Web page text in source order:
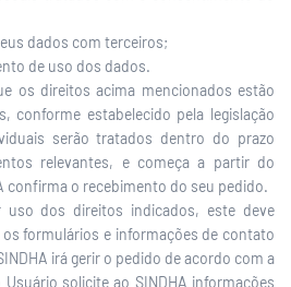
dados com terceiros;
de uso dos dados.
os direitos acima mencionados estão
conforme estabelecido pela legislação
serão tratados dentro do prazo
relevantes, e começa a partir do
confirma o recebimento do seu pedido.
uso dos direitos indicados, este deve
formulários e informações de contato
irá gerir o pedido de acordo com a
Usuário solicite ao SINDHA informações